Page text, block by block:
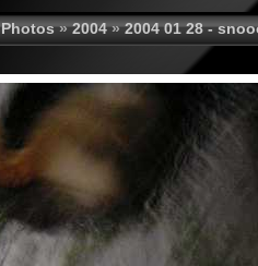
Photos»2004»2004 01 28 -